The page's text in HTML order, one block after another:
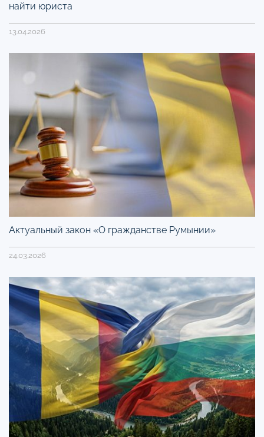
найти юриста
13.04.2026
Актуальный закон «О гражданстве Румынии»
24.03.2026